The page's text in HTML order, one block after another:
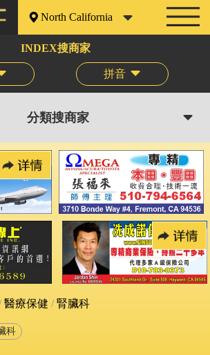
North California
INDEX搜商家
拼音
分類搜商家
醫療保健 腎臟科
科